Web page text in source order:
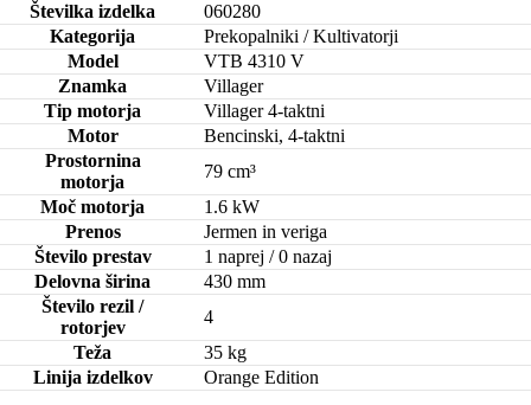
Številka izdelka
060280
Kategorija
Prekopalniki / Kultivatorji
Model
VTB 4310 V
Znamka
Villager
Tip motorja
Villager 4-taktni
Motor
Bencinski, 4-taktni
Prostornina
motorja
79 cm³
Moč motorja
1.6 kW
Prenos
Jermen in veriga
Število prestav
1 naprej / 0 nazaj
Delovna širina
430 mm
Število rezil /
rotorjev
4
Teža
35 kg
Linija izdelkov
Orange Edition